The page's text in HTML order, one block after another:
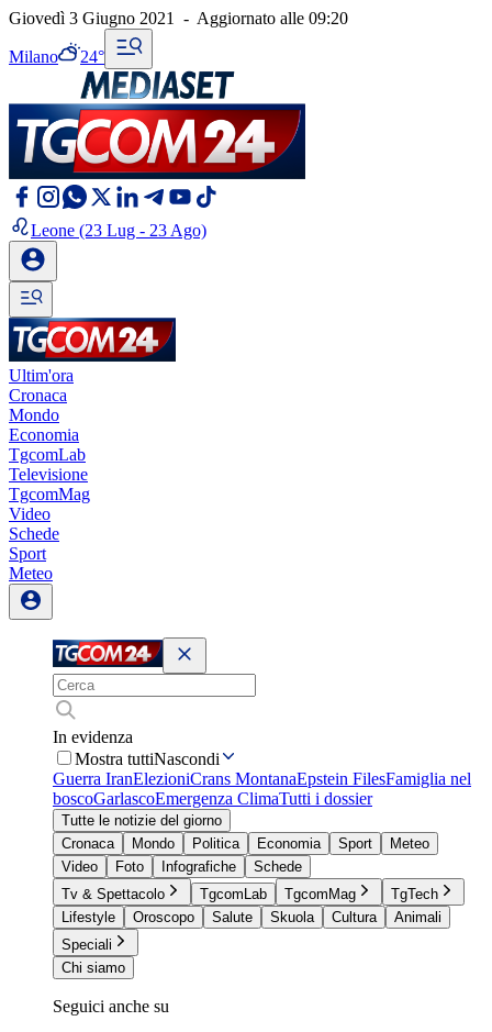
Giovedì 3 Giugno 2021 - Aggiornato alle 09:20
Milano 24°
Leone (23 Lug - 23 Ago)
Ultim'ora
Cronaca
Mondo
Economia
TgcomLab
Televisione
TgcomMag
Video
Schede
Sport
Meteo
In evidenza
Mostra tuttiNascondi
Guerra IranElezioniCrans MontanaEpstein FilesFamiglia nel
boscoGarlascoEmergenza ClimaTutti i dossier
Tutte le notizie del giorno
Cronaca
Mondo Politica Economia Sport
Meteo
Video
Foto Infografiche
Schede
Tv & Spettacolo
TgcomLab TgcomMag
TgTech
Lifestyle
Oroscopo Salute Skuola Cultura
Animali
Speciali
Chi siamo
Seguici anche su